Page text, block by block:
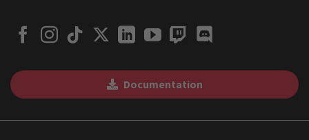
Documentation